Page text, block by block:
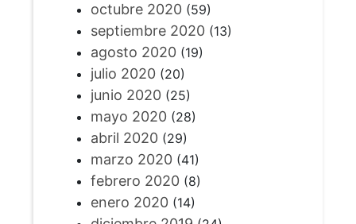
octubre 2020(59)
septiembre 2020(13)
agosto 2020(19)
julio 2020(20)
junio 2020(25)
mayo 2020(28)
abril 2020(29)
marzo 2020(41)
febrero 2020(8)
enero 2020(14)